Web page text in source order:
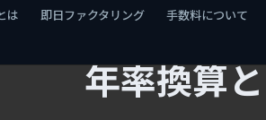
は 即日ファクタリング 手数料について
年率換算